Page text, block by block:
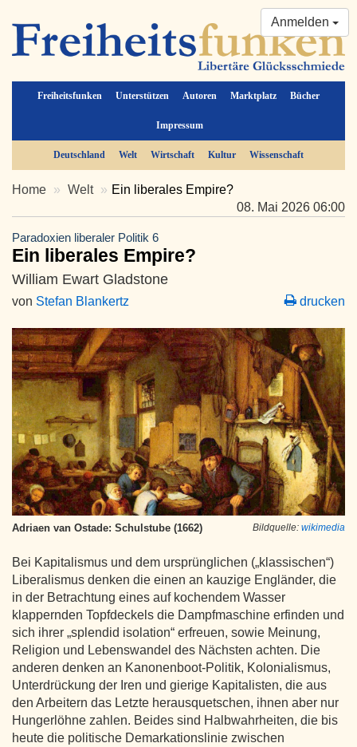
Freiheitsfunken Unterstützen Autoren Marktplatz Bücher
Impressum
Anmelden
Deutschland Welt Wirtschaft Kultur Wissenschaft
Home Welt
Ein liberales Empire?
08. Mai 2026 06:00
Paradoxien liberaler Politik 6
Ein liberales Empire?
William Ewart Gladstone
von Stefan Blankertz drucken
Bildquelle: wikimedia
Adriaen van Ostade: Schulstube (1662)
Bei Kapitalismus und dem ursprünglichen („klassischen“)
Liberalismus denken die einen an kauzige Engländer, die
in der Betrachtung eines auf kochendem Wasser
klappernden Topfdeckels die Dampfmaschine erfinden und
sich ihrer „splendid isolation“ erfreuen, sowie Meinung,
Religion und Lebenswandel des Nächsten achten. Die
anderen denken an Kanonenboot-Politik, Kolonialismus,
Unterdrückung der Iren und gierige Kapitalisten, die aus
den Arbeitern das Letzte herausquetschen, ihnen aber nur
Hungerlöhne zahlen. Beides sind Halbwahrheiten, die bis
heute die politische Demarkationslinie zwischen